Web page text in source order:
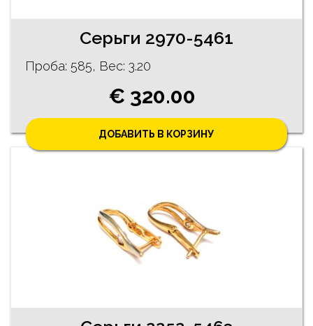
Cерьги 2970-5461
Проба: 585, Bес: 3.20
€ 320.00
ДОБАВИТЬ В КОРЗИНУ